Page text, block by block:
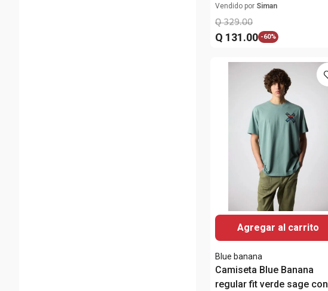
para hombre
Vendido por Siman
Q 329.00
Q 131.00 -60%
Agregar al carrito
Blue banana
Camiseta Blue Banana
regular fit verde sage con